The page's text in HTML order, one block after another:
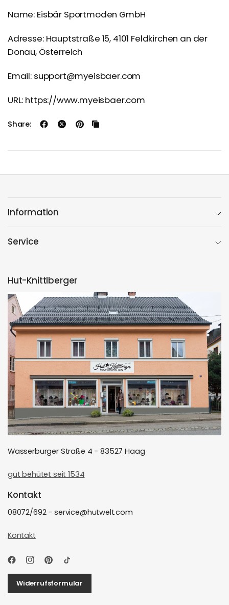
Name: Eisbär Sportmoden GmbH
Adresse: Hauptstraße 15, 4101 Feldkirchen an der
Donau, Österreich
Email: support@myeisbaer.com
URL: https://www.myeisbaer.com
Share:
Information
Service
Hut-Knittlberger
Wasserburger Straße 4 - 83527 Haag
gut behütet seit 1534
Kontakt
08072/692 - service@hutwelt.com
Kontakt
Widerrufsformular